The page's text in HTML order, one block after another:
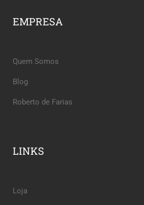
EMPRESA
Quem Somos
Blog
Roberto de Farias
LINKS
Loja